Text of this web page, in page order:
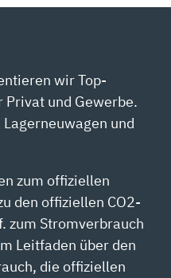
wir Top-
Privat und Gewerbe.
und
zum offiziellen
den offiziellen CO2-
zum Stromverbrauch
Leitfaden über den
die offiziellen